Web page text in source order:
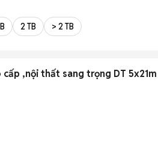
2 TB > 2 TB
,nội thất sang trọng DT 5x21m